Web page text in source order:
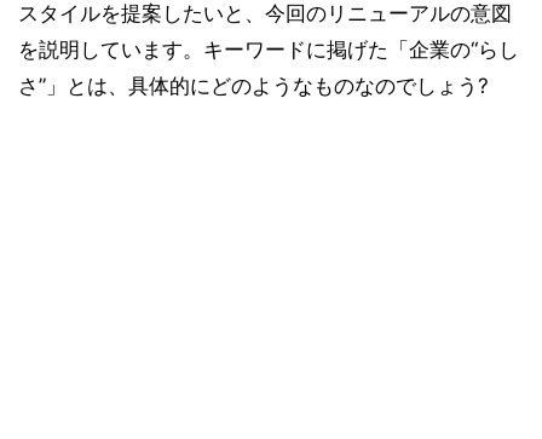
スタイルを提案したいと、今回のリニューアルの意図
を説明しています。キーワードに掲げた「企業の“らし
さ”」とは、具体的にどのようなものなのでしょう?